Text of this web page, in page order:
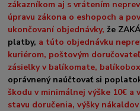
zákazníkom aj s vrátením
úpravu zákona o eshopoch a
ukončovaní objednávky,že
platby, a túto objednávku
kuriérom, poštovým
zásielky v balíkomate,
oprávnený naúčtovať si
škodu v minimálnej výške 10€ a
stavu doručenia, výšky